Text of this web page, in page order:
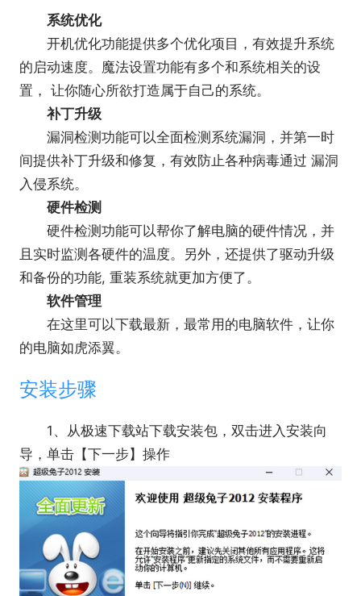
系统优化
开机优化功能提供多个优化项目，有效提升系统
的启动速度。魔法设置功能有多个和系统相关的设
置， 让你随心所欲打造属于自己的系统。
补丁升级
漏洞检测功能可以全面检测系统漏洞，并第一时
间提供补丁升级和修复，有效防止各种病毒通过 漏洞
入侵系统。
硬件检测
硬件检测功能可以帮你了解电脑的硬件情况，并
且实时监测各硬件的温度。另外，还提供了驱动升级
和备份的功能, 重装系统就更加方便了。
软件管理
在这里可以下载最新，最常用的电脑软件，让你
的电脑如虎添翼。
安装步骤
1、从极速下载站下载安装包，双击进入安装向
导，单击【下一步】操作